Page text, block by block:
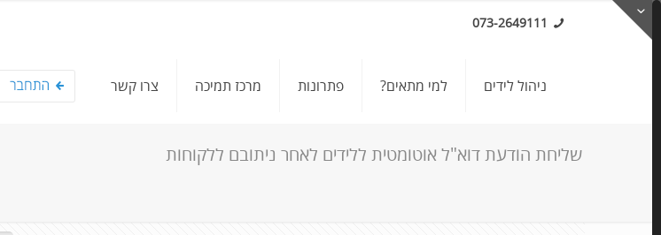
073-2649111
ניהול לידים למי מתאים? פתרונות מרכז תמיכה צרו קשר
שליחת הודעת דוא"ל אוטומטית ללידים לאחר ניתובם ללקוחות